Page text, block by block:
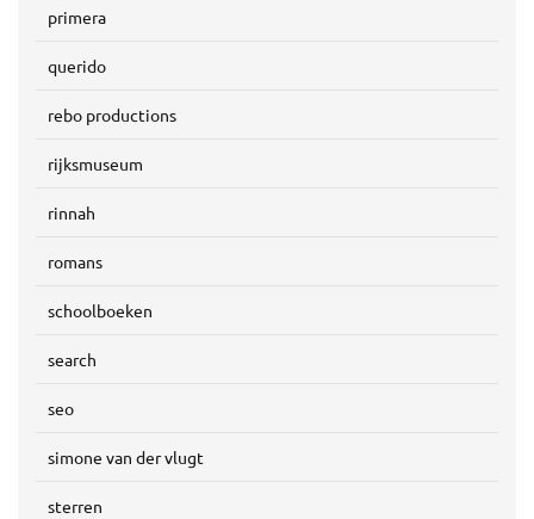
primera
querido
rebo productions
rijksmuseum
rinnah
romans
schoolboeken
search
seo
simone van der vlugt
sterren